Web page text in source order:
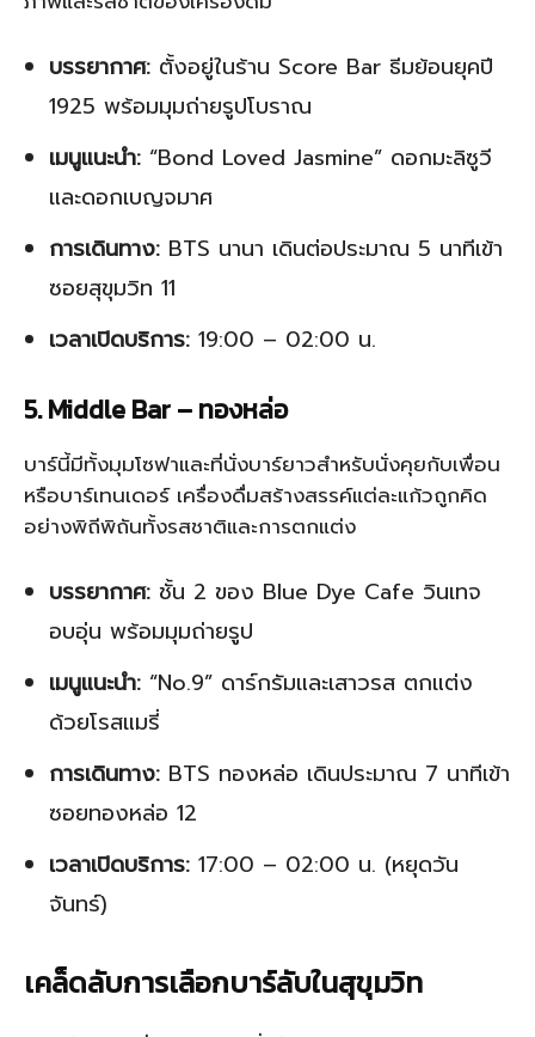
บรรยากาศ: ตั้งอยู่ในร้าน Score Bar ธีมย้อนยุคปี
1925 พร้อมมุมถ่ายรูปโบราณ
เมนูแนะนำ: “Bond Loved Jasmine” ดอกมะลิซูวี
และดอกเบญจมาศ
การเดินทาง: BTS นานา เดินต่อประมาณ 5 นาทีเข้า
ซอยสุขุมวิท 11
เวลาเปิดบริการ: 19:00 – 02:00 น.
5. Middle Bar – ทองหล่อ
บาร์นี้มีทั้งมุมโซฟาและที่นั่งบาร์ยาวสำหรับนั่งคุยกับเพื่อน
หรือบาร์เทนเดอร์ เครื่องดื่มสร้างสรรค์แต่ละแก้วถูกคิด
อย่างพิถีพิถันทั้งรสชาติและการตกแต่ง
บรรยากาศ: ชั้น 2 ของ Blue Dye Cafe วินเทจ
อบอุ่น พร้อมมุมถ่ายรูป
เมนูแนะนำ: “No.9” ดาร์กรัมและเสาวรส ตกแต่ง
ด้วยโรสแมรี่
การเดินทาง: BTS ทองหล่อ เดินประมาณ 7 นาทีเข้า
ซอยทองหล่อ 12
เวลาเปิดบริการ: 17:00 – 02:00 น. (หยุดวัน
จันทร์)
เคล็ดลับการเลือกบาร์ลับในสุขุมวิท